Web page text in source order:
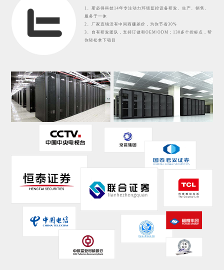
1、斯必得科技14年专注动力环境监控设备研发、生产、销售、
服务于一体
2、厂家直销没有中间商赚差价，为你节省30%
3、自有研发团队，支持订做和OEM/ODM；130多个控标点，帮
你轻松拿下项目